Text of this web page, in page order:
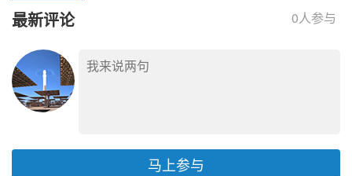
最新评论 0人参与
马上参与